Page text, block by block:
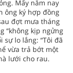
Mấy năm nay
ông ký hợp đồng
đợt mưa tháng
“không kịp ngửng
sự lo lắng: “Tôi đã
vừa trả bớt một
lưới cho rau.